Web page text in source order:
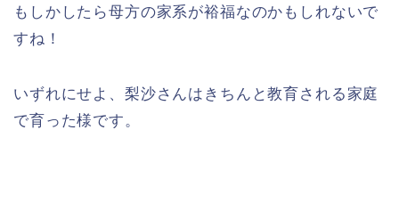
もしかしたら母方の家系が裕福なのかもしれないで
すね！
いずれにせよ、梨沙さんはきちんと教育される家庭
で育った様です。